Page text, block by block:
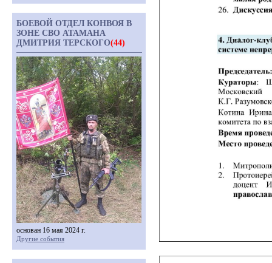
БОЕВОЙ ОТДЕЛ КОНВОЯ В
ЗОНЕ СВО АТАМАНА
ДМИТРИЯ ТЕРСКОГО(44)
основан 16 мая 2024 г.
Другие события